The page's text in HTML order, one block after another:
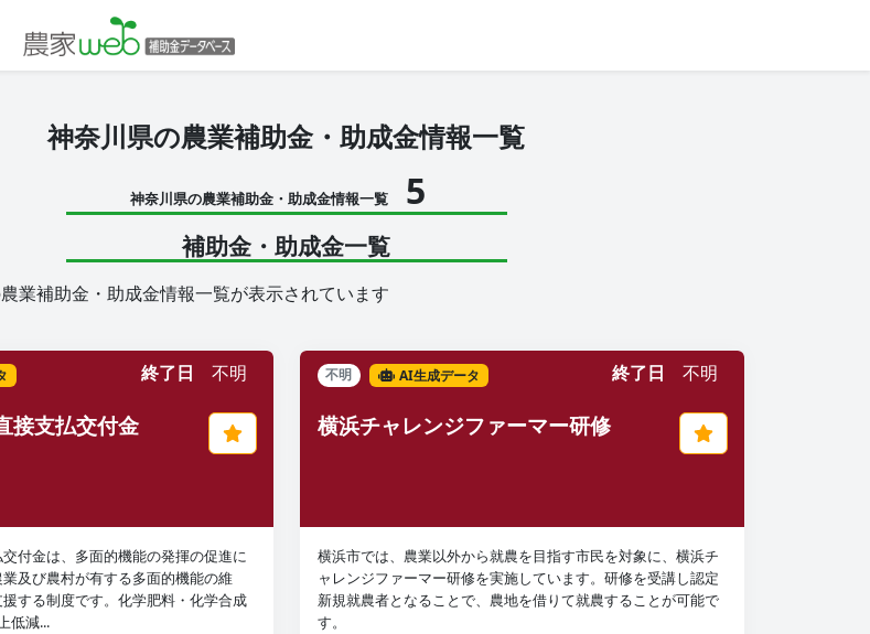
神奈川県の農業補助金・助成金情報一覧
神奈川県の農業補助金・助成金情報一覧 5
補助金・助成金一覧
業補助金・助成金情報一覧が表示されています
終了日 不明
接支払交付金
付金は、多面的機能の発揮の促進に
及び農村が有する多面的機能の維
する制度です。化学肥料・化学合成
低減...
不明 AI生成データ 終了日 不明
横浜チャレンジファーマー研修
横浜市では、農業以外から就農を目指す市民を対象に、横浜チ
ャレンジファーマー研修を実施しています。研修を受講し認定
新規就農者となることで、農地を借りて就農することが可能で
す。